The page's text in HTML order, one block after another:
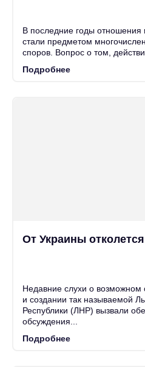
В последние годы
стали предметом
споров. Вопрос о том,
Подробнее
Недавние слухи о возможном
и создании так называемой
Республики (ЛНР) вызвали
обсуждения...
Подробнее